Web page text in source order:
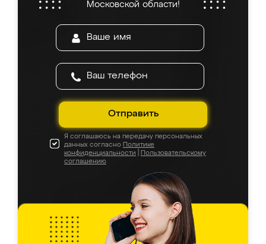
Московской области!
Отправить
Я соглашаюсь на передачу персональных
данных согласно Политике
конфиденциальности
Пользовательскому
соглашению